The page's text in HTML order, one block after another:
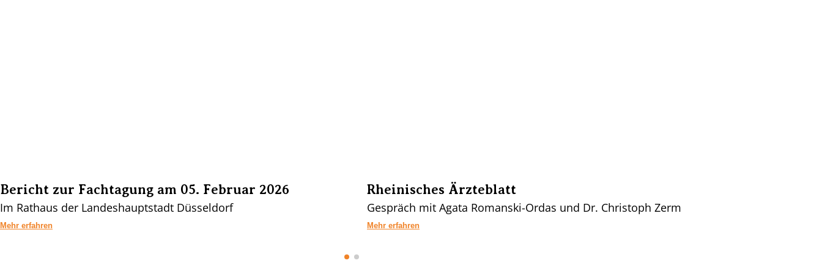
Bericht zur Fachtagung am 05. Februar 2026
Im Rathaus der Landeshauptstadt Düsseldorf
Mehr erfahren
Rheinisches Ärzteblatt
Gespräch mit Agata Romanski-Ordas und Dr. Christoph Zerm
Mehr erfahren